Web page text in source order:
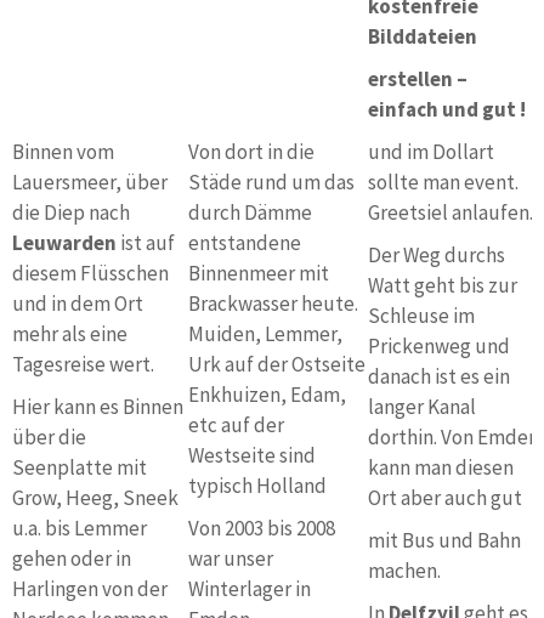
kostenfreie
Bilddateien
erstellen –
einfach und gut !
Binnen vom
Lauersmeer, über
die Diep nach
Leuwarden ist auf
diesem Flüsschen
und in dem Ort
mehr als eine
Tagesreise wert.
Hier kann es Binnen
über die
Seenplatte mit
Grow, Heeg, Sneek
u.a. bis Lemmer
gehen oder in
Harlingen von der
Von dort in die
Städe rund um das
durch Dämme
entstandene
Binnenmeer mit
Brackwasser heute.
Muiden, Lemmer,
Urk auf der Ostseite
Enkhuizen, Edam,
etc auf der
Westseite sind
typisch Holland
Von 2003 bis 2008
war unser
Winterlager in
und im Dollart
sollte man event.
Greetsiel anlaufen.
Der Weg durchs
Watt geht bis zur
Schleuse im
Prickenweg und
danach ist es ein
langer Kanal
dorthin. Von Emden
kann man diesen
Ort aber auch gut
mit Bus und Bahn
machen.